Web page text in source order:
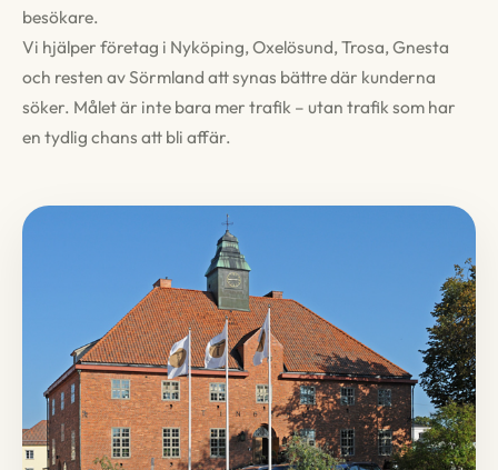
besökare.
Vi hjälper företag i Nyköping, Oxelösund, Trosa, Gnesta
och resten av Sörmland att synas bättre där kunderna
söker. Målet är inte bara mer trafik – utan trafik som har
en tydlig chans att bli affär.